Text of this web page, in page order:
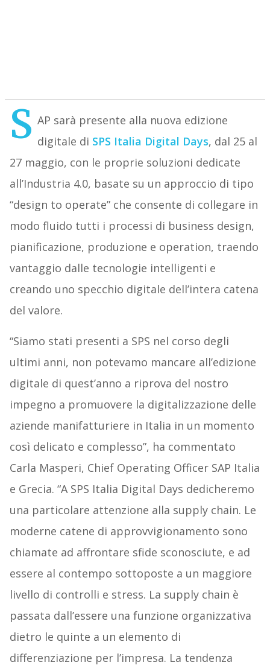
S AP sarà presente alla nuova edizione
digitale di SPS Italia Digital Days, dal 25 al
27 maggio, con le proprie soluzioni dedicate
all’Industria 4.0, basate su un approccio di tipo
“design to operate” che consente di collegare in
modo fluido tutti i processi di business design,
pianificazione, produzione e operation, traendo
vantaggio dalle tecnologie intelligenti e
creando uno specchio digitale dell’intera catena
del valore.
“Siamo stati presenti a SPS nel corso degli
ultimi anni, non potevamo mancare all’edizione
digitale di quest’anno a riprova del nostro
impegno a promuovere la digitalizzazione delle
aziende manifatturiere in Italia in un momento
così delicato e complesso”, ha commentato
Carla Masperi, Chief Operating Officer SAP Italia
e Grecia. “A SPS Italia Digital Days dedicheremo
una particolare attenzione alla supply chain. Le
moderne catene di approvvigionamento sono
chiamate ad affrontare sfide sconosciute, e ad
essere al contempo sottoposte a un maggiore
livello di controlli e stress. La supply chain è
passata dall’essere una funzione organizzativa
dietro le quinte a un elemento di
differenziazione per l’impresa. La tendenza